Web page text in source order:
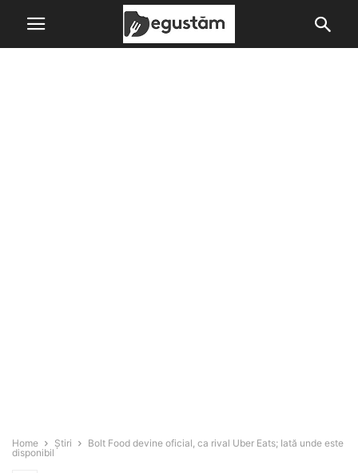
Home Știri
Bolt Food devine oficial, ca rival Uber Eats; Iată unde este
disponibil